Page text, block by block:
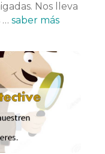
Nos lleva
… saber más